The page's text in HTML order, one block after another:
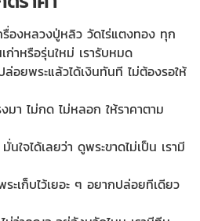
รื่องหลวงปู่หลิว วัดไร่แตงทอง ทุก
าหรือรุ่นใหม่ เรารับหมด
อยพระแล้วได้เงินทันที ไม่ต้องรอให้
งมา ไม่กด ไม่หลอก ให้ราคาตาม
ใจได้เลยว่า ดูพระขาดไม่เป็น เรามี
ะเก็บไว้เยอะ ๆ อยากปล่อยทีเดียว